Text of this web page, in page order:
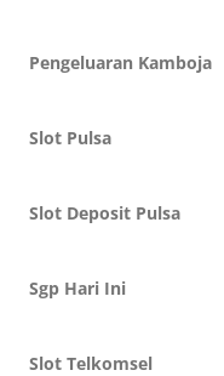
Pengeluaran Kamboja
Slot Pulsa
Slot Deposit Pulsa
Sgp Hari Ini
Slot Telkomsel